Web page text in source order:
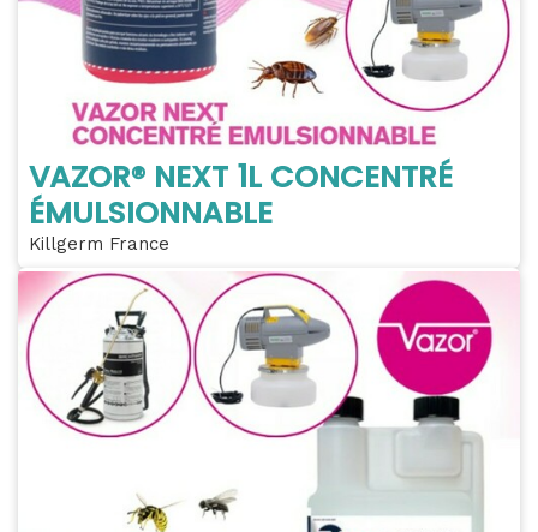
VAZOR® NEXT 1L CONCENTRÉ
ÉMULSIONNABLE
Killgerm France